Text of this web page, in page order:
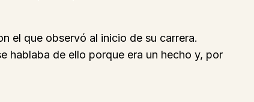
el que observó al inicio de su carrera.
hablaba de ello porque era un hecho y, por